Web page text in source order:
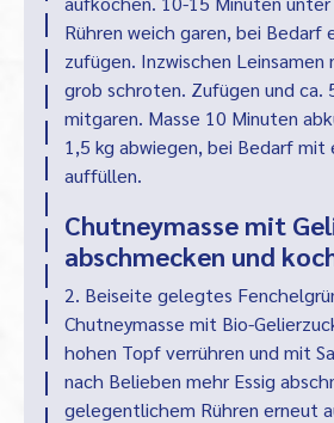
Rühren weich garen, bei Bedarf
zufügen. Inzwischen Leinsamen
grob schroten. Zufügen und ca.
mitgaren. Masse 10 Minuten
1,5 kg abwiegen, bei Bedarf mit
auffüllen.
Chutneymasse mit
abschmecken und
2. Beiseite gelegtes
Chutneymasse mit Bio-
hohen Topf verrühren und mit
nach Belieben mehr Essig
gelegentlichem Rühren erneut